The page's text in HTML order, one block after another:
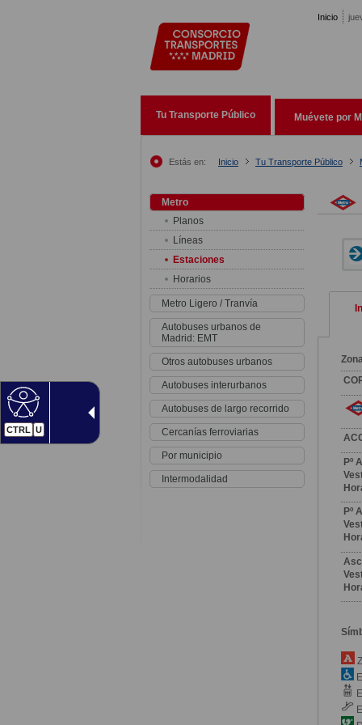
CTRL U
Inicio
Tu Transporte Público Muévete por
Estás en: Inicio Tu Transporte Público
Metro
Planos
Líneas
Estaciones
Horarios
Metro Ligero / Tranvía
Autobuses urbanos de
Madrid: EMT
Otros autobuses urbanos
Autobuses interurbanos
Autobuses de largo recorrido
Cercanías ferroviarias
Por municipio
Intermodalidad
Pº
Pº